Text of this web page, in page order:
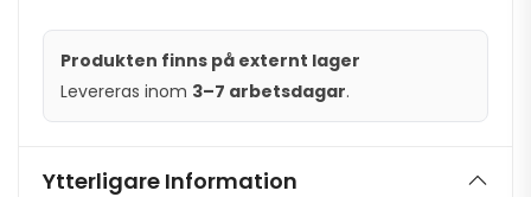
Produkten finns på externt lager
Levereras inom 3–7 arbetsdagar.
Ytterligare Information